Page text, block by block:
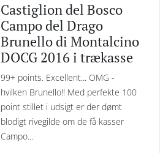
Castiglion del Bosco
Campo del Drago
Brunello di Montalcino
DOCG 2016 i trækasse
99+ points. Excellent... OMG -
hvilken Brunello!! Med perfekte 100
point stillet i udsigt er der dømt
blodigt rivegilde om de få kasser
Campo...